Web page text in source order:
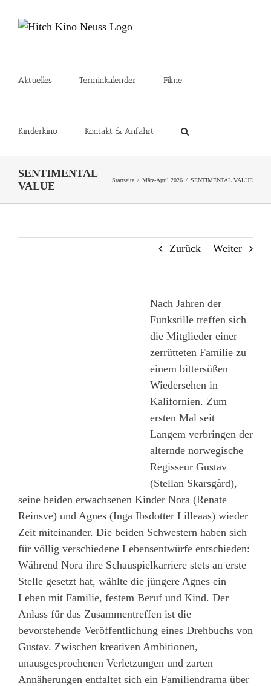
Inhalt
Aktuelles Terminkalender Filme
Kinderkino Kontakt & Anfahrt
SENTIMENTAL
VALUE
Startseite März-April 2026 SENTIMENTAL VALUE
Zurück Weiter
Nach Jahren der
Funkstille treffen sich
die Mitglieder einer
zerrütteten Familie zu
einem bittersüßen
Wiedersehen in
Kalifornien. Zum
ersten Mal seit
Langem verbringen der
alternde norwegische
Regisseur Gustav
(Stellan Skarsgård),
seine beiden erwachsenen Kinder Nora (Renate
Reinsve) und Agnes (Inga Ibsdotter Lilleaas) wieder
Zeit miteinander. Die beiden Schwestern haben sich
für völlig verschiedene Lebensentwürfe entschieden:
Während Nora ihre Schauspielkarriere stets an erste
Stelle gesetzt hat, wählte die jüngere Agnes ein
Leben mit Familie, festem Beruf und Kind. Der
Anlass für das Zusammentreffen ist die
bevorstehende Veröffentlichung eines Drehbuchs von
Gustav. Zwischen kreativen Ambitionen,
unausgesprochenen Verletzungen und zarten
Annäherungen entfaltet sich ein Familiendrama über